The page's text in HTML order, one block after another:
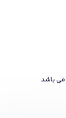
می باشد